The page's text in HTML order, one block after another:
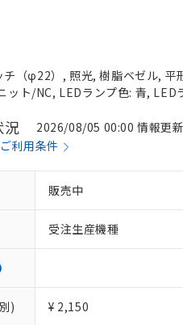
チ（φ22）, 照光, 樹脂ベゼル, 平
ット/NC, LEDランプ色: 青,
況
2026/08/05 00:00 情報更新
利用条件
販売中
受注生産機種
) ¥ 2,150